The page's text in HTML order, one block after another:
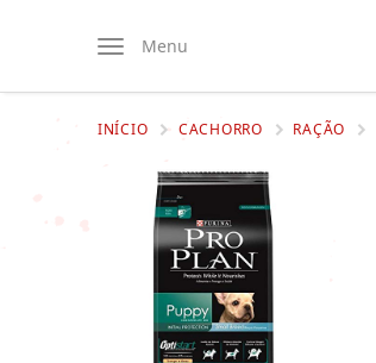
Menu
INÍCIO CACHORRO RAÇÃO